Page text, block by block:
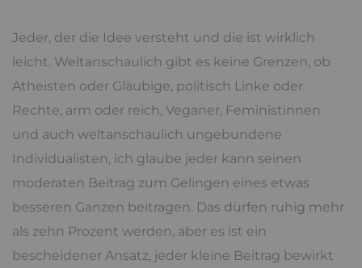
Jeder, der die Idee versteht und die ist wirklich
leicht. Weltanschaulich gibt es keine Grenzen, ob
Atheisten oder Gläubige, politisch Linke oder
Rechte, arm oder reich, Veganer, Feministinnen
und auch weltanschaulich ungebundene
Individualisten, ich glaube jeder kann seinen
moderaten Beitrag zum Gelingen eines etwas
besseren Ganzen beitragen. Das dürfen ruhig mehr
als zehn Prozent werden, aber es ist ein
bescheidener Ansatz, jeder kleine Beitrag bewirkt